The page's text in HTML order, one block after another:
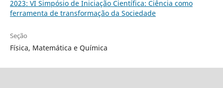
2023: VI Simpósio de Iniciação Científica: Ciência como
ferramenta de transformação da Sociedade
Seção
Física, Matemática e Química